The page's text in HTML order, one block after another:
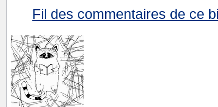
Fil des commentaires de ce